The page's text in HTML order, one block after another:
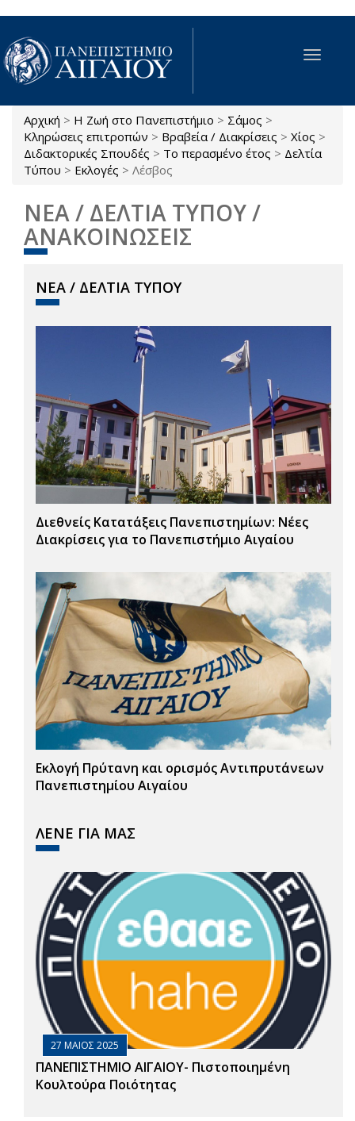
Παράκαμψη προς το κυρίως περιεχόμενο
Toggle
Είστε εδώ
Αρχική > Η Ζωή στο Πανεπιστήμιο > Σάμος >
Κληρώσεις επιτροπών > Βραβεία / Διακρίσεις > Χίος >
Διδακτορικές Σπουδές > Το περασμένο έτος > Δελτία
Τύπου > Εκλογές > Λέσβος
ΝΕΑ / ΔΕΛΤΙΑ ΤΥΠΟΥ /
ΑΝΑΚΟΙΝΩΣΕΙΣ
ΝΕΑ / ΔΕΛΤΙΑ ΤΥΠΟΥ
Διεθνείς Κατατάξεις Πανεπιστημίων: Νέες
Διακρίσεις για το Πανεπιστήμιο Αιγαίου
Εκλογή Πρύτανη και ορισμός Αντιπρυτάνεων
Πανεπιστημίου Αιγαίου
ΛΕΝΕ ΓΙΑ ΜΑΣ
27 ΜΑΙΟΣ 2025
ΠΑΝΕΠΙΣΤΗΜΙΟ ΑΙΓΑΙΟΥ- Πιστοποιημένη
Κουλτούρα Ποιότητας